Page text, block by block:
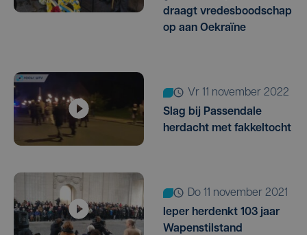
draagt vredesboodschap
op aan Oekraïne
vr 11 november 2022
Slag bij Passendale
herdacht met fakkeltocht
do 11 november 2021
Ieper herdenkt 103 jaar
Wapenstilstand